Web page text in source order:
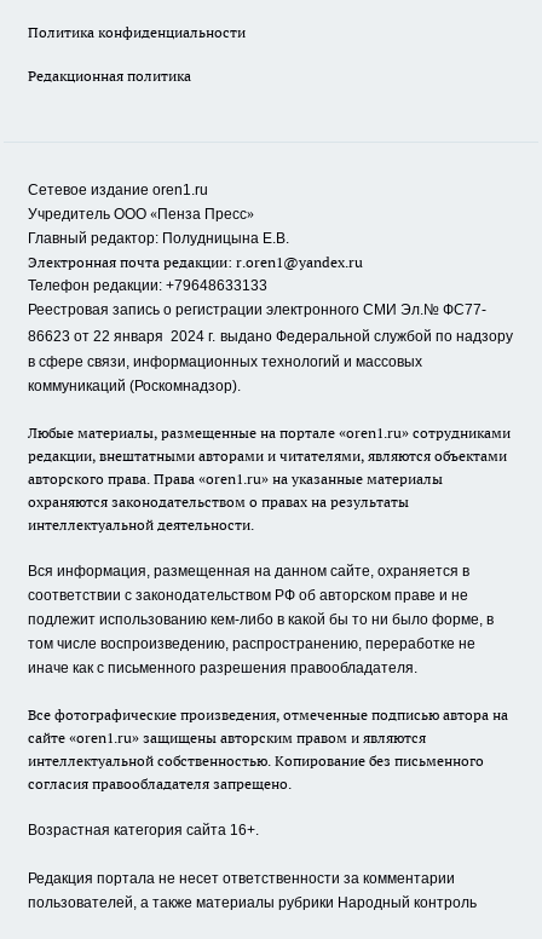
Политика конфиденциальности
Редакционная политика
Сетевое издание oren1.ru
Учредитель ООО «Пенза Пресс»
Главный редактор: Полудницына Е.В.
Электронная почта редакции: r.oren1@yandex.ru
Телефон редакции: +79648633133
Реестровая запись о регистрации электронного СМИ Эл.№ ФС77-
86623 от 22 января 2024 г. выдано Федеральной службой по надзору
в сфере связи, информационных технологий и массовых
коммуникаций (Роскомнадзор).
Любые материалы, размещенные на портале «oren1.ru» сотрудниками
редакции, внештатными авторами и читателями, являются объектами
авторского права. Права «oren1.ru» на указанные материалы
охраняются законодательством о правах на результаты
интеллектуальной деятельности.
Вся информация, размещенная на данном сайте, охраняется в
соответствии с законодательством РФ об авторском праве и не
подлежит использованию кем-либо в какой бы то ни было форме, в
том числе воспроизведению, распространению, переработке не
иначе как с письменного разрешения правообладателя.
Все фотографические произведения, отмеченные подписью автора на
сайте «oren1.ru» защищены авторским правом и являются
интеллектуальной собственностью. Копирование без письменного
согласия правообладателя запрещено.
Возрастная категория сайта 16+.
Редакция портала не несет ответственности за комментарии
пользователей, а также материалы рубрики Народный контроль